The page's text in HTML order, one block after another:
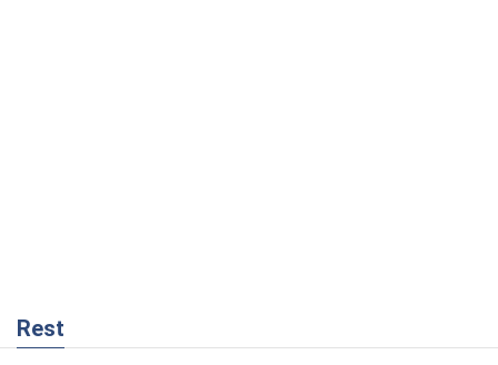
Rest